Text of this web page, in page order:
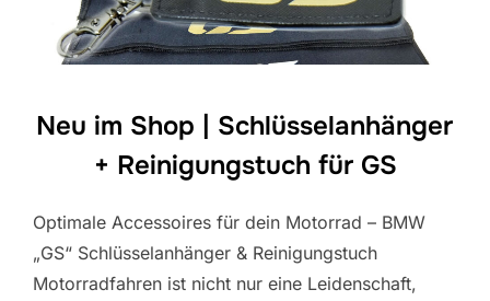
Neu im Shop | Schlüsselanhänger
+ Reinigungstuch für GS
Optimale Accessoires für dein Motorrad – BMW
„GS“ Schlüsselanhänger & Reinigungstuch
Motorradfahren ist nicht nur eine Leidenschaft,